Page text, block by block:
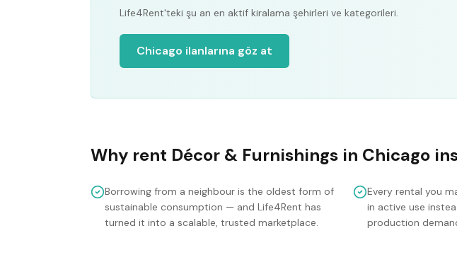
Life4Rent'teki şu an en aktif kiralama şehirleri ve kategorileri.
Chicago ilanlarına göz at
Why rent Décor & Furnishings in Chicago
Borrowing from a neighbour is the oldest form of
sustainable consumption — and Life4Rent has
turned it into a scalable, trusted marketplace.
Every rental you
in active use
production